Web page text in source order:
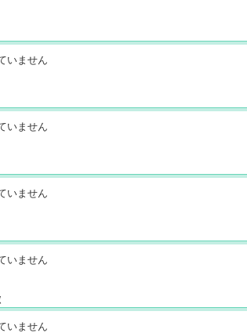
いません
いません
いません
いません
いません